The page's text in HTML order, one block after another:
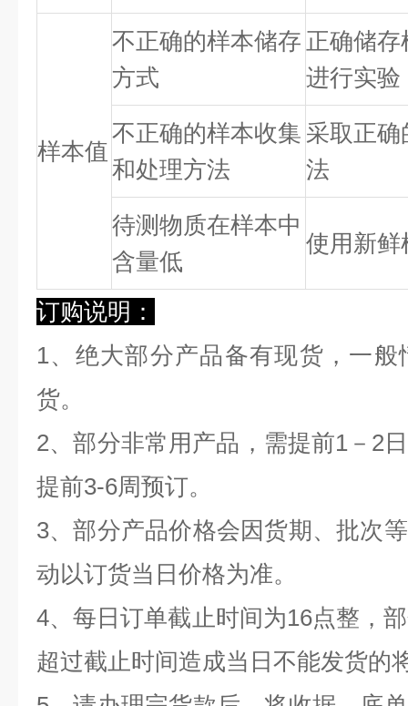
样本值
不正确的样本储存
方式
正确储
进行实验
不正确的样本收集
和处理方法
采取正
法
待测物质在样本中
含量低
使用新鲜
订购说明：
1、绝大部分产品备有现货，一
货。
2、部分非常用产品，需提前1－2
提前3-6周预订。
3、部分产品价格会因货期、批次
动以订货当日价格为准。
4、每日订单截止时间为16点整，
超过截止时间造成当日不能发货的